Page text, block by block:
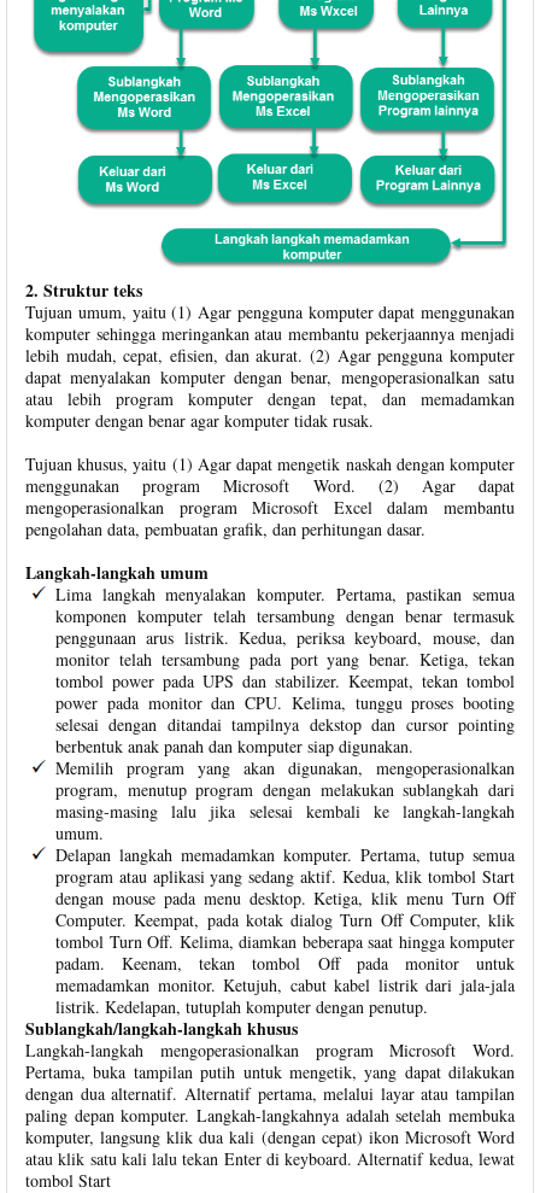
2. Struktur teks
Tujuan umum, yaitu (1) Agar pengguna komputer dapat menggunakan
komputer sehingga meringankan atau membantu pekerjaannya menjadi
lebih mudah, cepat, efisien, dan akurat. (2) Agar pengguna komputer
dapat menyalakan komputer dengan benar, mengoperasionalkan satu
atau lebih program komputer dengan tepat, dan memadamkan
komputer dengan benar agar komputer tidak rusak.
Tujuan khusus, yaitu (1) Agar dapat mengetik naskah dengan komputer
menggunakan program Microsoft Word. (2) Agar dapat
mengoperasionalkan program Microsoft Excel dalam membantu
pengolahan data, pembuatan grafik, dan perhitungan dasar.
Langkah-langkah umum
Lima langkah menyalakan komputer. Pertama, pastikan semua
komponen komputer telah tersambung dengan benar termasuk
penggunaan arus listrik. Kedua, periksa keyboard, mouse, dan
monitor telah tersambung pada port yang benar. Ketiga, tekan
tombol power pada UPS dan stabilizer. Keempat, tekan tombol
power pada monitor dan CPU. Kelima, tunggu proses booting
selesai dengan ditandai tampilnya dekstop dan cursor pointing
berbentuk anak panah dan komputer siap digunakan.
Memilih program yang akan digunakan, mengoperasionalkan
program, menutup program dengan melakukan sublangkah dari
masing-masing lalu jika selesai kembali ke langkah-langkah
umum.
Delapan langkah memadamkan komputer. Pertama, tutup semua
program atau aplikasi yang sedang aktif. Kedua, klik tombol Start
dengan mouse pada menu desktop. Ketiga, klik menu Turn Off
Computer. Keempat, pada kotak dialog Turn Off Computer, klik
tombol Turn Off. Kelima, diamkan beberapa saat hingga komputer
padam. Keenam, tekan tombol Off pada monitor untuk
memadamkan monitor. Ketujuh, cabut kabel listrik dari jala-jala
listrik. Kedelapan, tutuplah komputer dengan penutup.
Sublangkah/langkah-langkah khusus
Langkah-langkah mengoperasionalkan program Microsoft Word.
Pertama, buka tampilan putih untuk mengetik, yang dapat dilakukan
dengan dua alternatif. Alternatif pertama, melalui layar atau tampilan
paling depan komputer. Langkah-langkahnya adalah setelah membuka
komputer, langsung klik dua kali (dengan cepat) ikon Microsoft Word
atau klik satu kali lalu tekan Enter di keyboard. Alternatif kedua, lewat
tombol Start